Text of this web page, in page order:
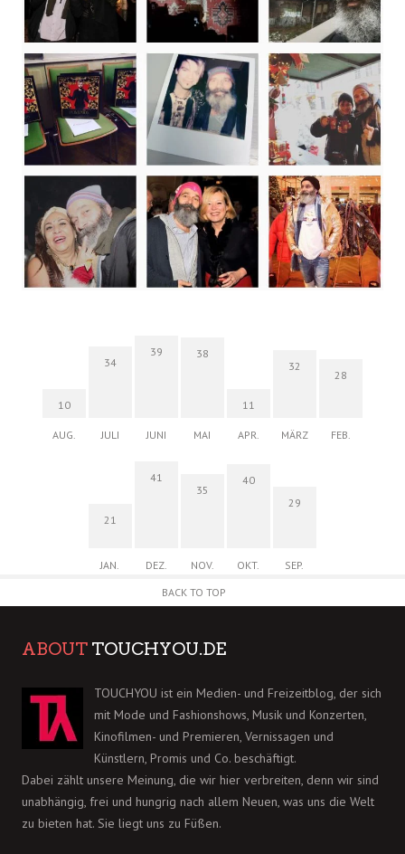
10
AUG.
34
JULI
39
JUNI
38
MAI
11
APR.
32
MÄRZ
28
FEB.
21
JAN.
41
DEZ.
35
NOV.
40
OKT.
29
SEP.
BACK TO TOP
ABOUT TOUCHYOU.DE
TOUCHYOU ist ein Medien- und Freizeitblog, der sich
mit Mode und Fashionshows, Musik und Konzerten,
Kinofilmen- und Premieren, Vernissagen und
Künstlern, Promis und Co. beschäftigt.
Dabei zählt unsere Meinung, die wir hier verbreiten, denn wir sind
unabhängig, frei und hungrig nach allem Neuen, was uns die Welt
zu bieten hat. Sie liegt uns zu Füßen.